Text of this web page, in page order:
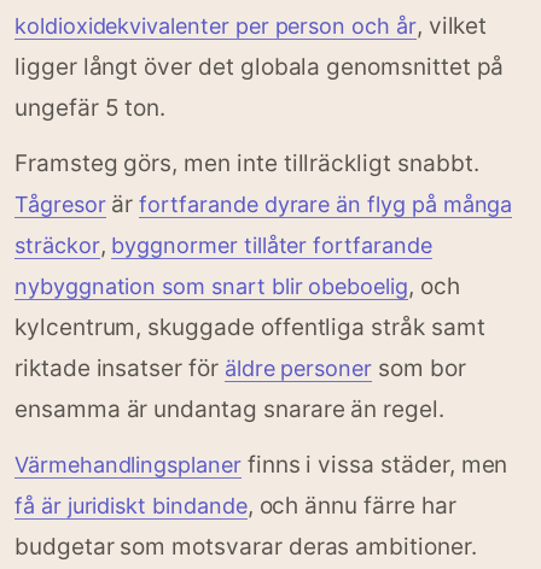
koldioxidekvivalenter per person och år, vilket
ligger långt över det globala genomsnittet på
ungefär 5 ton.
Framsteg görs, men inte tillräckligt snabbt.
Tågresorärfortfarande dyrare än flyg på många
sträckor, byggnormer tillåter fortfarande
nybyggnation som snart blir obeboelig, och
kylcentrum, skuggade offentliga stråk samt
riktade insatser för äldre personer som bor
ensamma är undantag snarare än regel.
Värmehandlingsplanerfinns i vissa städer, men
få är juridiskt bindande, och ännu färre har
budgetar som motsvarar deras ambitioner.